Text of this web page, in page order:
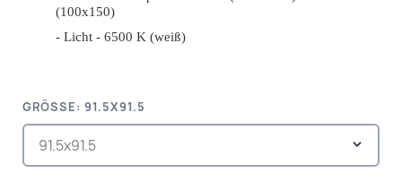
(100x150)
- Licht - 6500 K (weiß)
GRÖSSE: 91.5X91.5